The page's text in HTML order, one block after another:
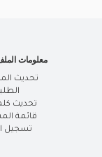
معلومات
تحديث
تحديث
قائمة
تسجيل